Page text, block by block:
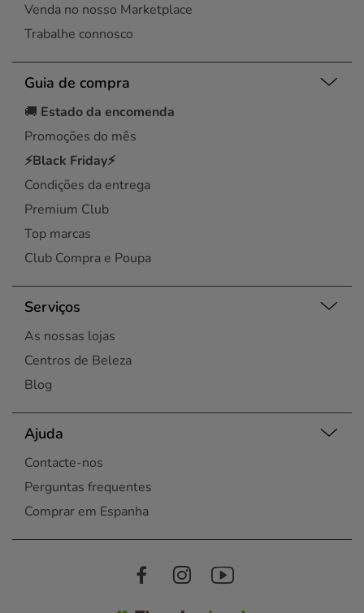
Venda no nosso Marketplace
Trabalhe connosco
Guia de compra
🚚 Estado da encomenda
Promoções do mês
⚡Black Friday⚡
Condições da entrega
Premium Club
Top marcas
Club Compra e Poupa
Serviços
As nossas lojas
Centros de Beleza
Blog
Ajuda
Contacte-nos
Perguntas frequentes
Comprar em Espanha